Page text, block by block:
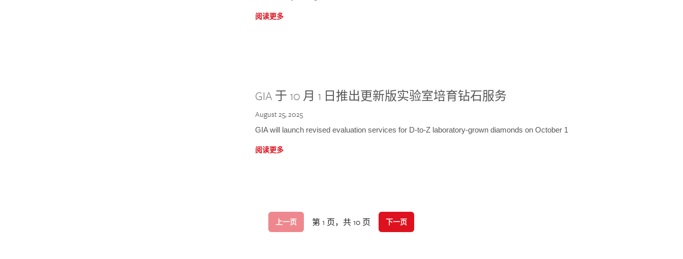
阅读更多
GIA 于 10 月 1 日推出更新版实验室培育钻石服务
August 25, 2025
GIA will launch revised evaluation services for D-to-Z laboratory-grown diamonds on October 1
阅读更多
上一页 第 1 页，共 10 页 下一页